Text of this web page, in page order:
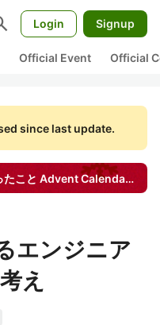
Login Signup
Official Event Official
since last update.
たこと Advent Calendar 2021
エンジニア
え